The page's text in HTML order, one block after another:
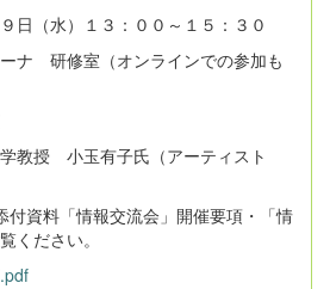
日（水）１３：００～１５：３０
ナ 研修室（オンラインでの参加も
教授 小玉有子氏（アーティスト
付資料「情報交流会」開催要項・「情
ください。